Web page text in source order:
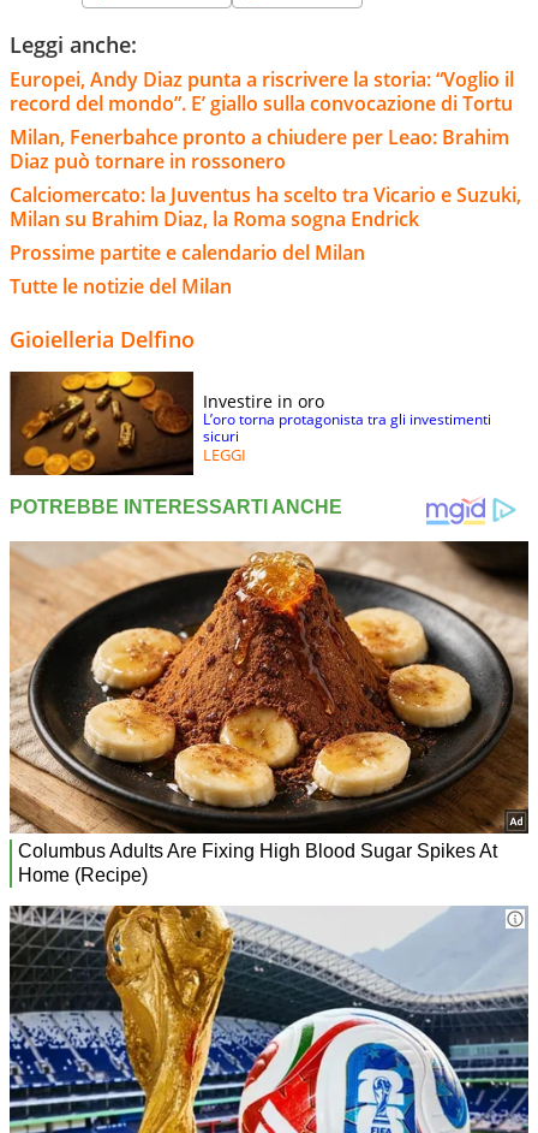
Leggi anche:
Europei, Andy Diaz punta a riscrivere la storia: “Voglio il
record del mondo”. E’ giallo sulla convocazione di Tortu
Milan, Fenerbahce pronto a chiudere per Leao: Brahim
Diaz può tornare in rossonero
Calciomercato: la Juventus ha scelto tra Vicario e Suzuki,
Milan su Brahim Diaz, la Roma sogna Endrick
Prossime partite e calendario del Milan
Tutte le notizie del Milan
Gioielleria Delfino
Investire in oro
L’oro torna protagonista tra gli investimenti
sicuri
LEGGI